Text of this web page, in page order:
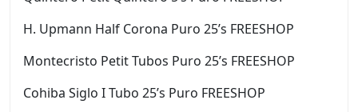
H. Upmann Half Corona Puro 25’s FREESHOP
Montecristo Petit Tubos Puro 25’s FREESHOP
Cohiba Siglo I Tubo 25’s Puro FREESHOP